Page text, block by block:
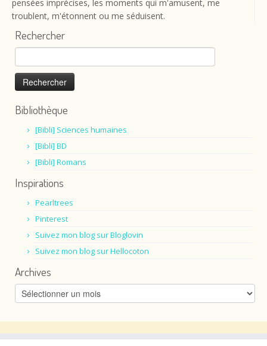
pensées imprécises, les moments qui m'amusent, me
troublent, m'étonnent ou me séduisent.
Rechercher
Rechercher :
Bibliothèque
[Bibli] Sciences humaines
[Bibli] BD
[Bibli] Romans
Inspirations
Pearltrees
Pinterest
Suivez mon blog sur Bloglovin
Suivez mon blog sur Hellocoton
Archives
Archives